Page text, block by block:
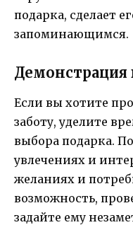
подарка, сделает
запоминающимся.
Демонстрация
Если вы хотите
заботу, уделите
выбора подарка.
увлечениях и
желаниях и
возможность,
задайте ему